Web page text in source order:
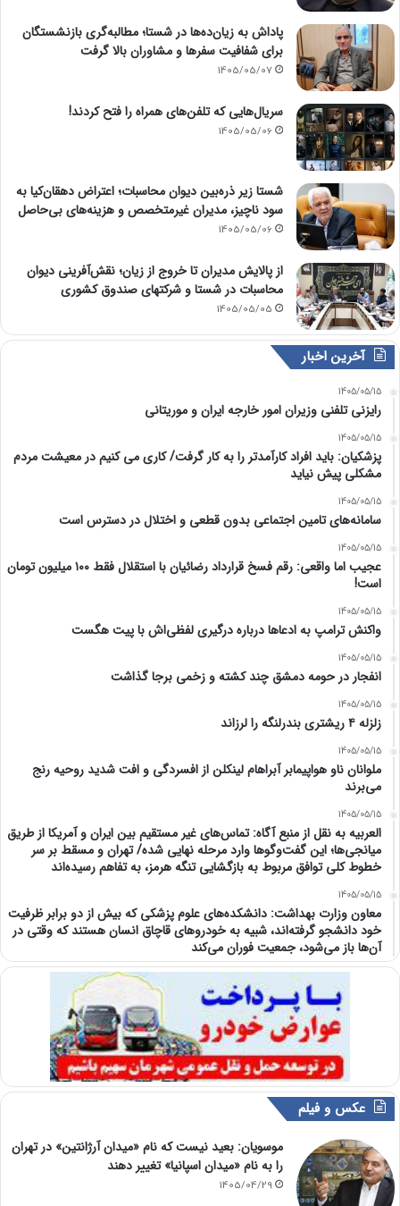
پاداش به زیان‌ده‌ها در شستا؛ مطالبه‌گری بازنشستگان
برای شفافیت سفرها و مشاوران بالا گرفت
1405/05/07
سریال‌هایی که تلفن‌های همراه را فتح کردند!
1405/05/06
شستا زیر ذره‌بین دیوان محاسبات؛ اعتراض دهقان‌کیا به
سود ناچیز، مدیران غیرمتخصص و هزینه‌های بی‌حاصل
1405/05/06
از پالایش مدیران تا خروج از زیان؛ نقش‌آفرینی دیوان
محاسبات در شستا و شرکتهای صندوق کشوری
1405/05/05
آخرین اخبار
1405/05/15
رایزنی تلفنی وزیران امور خارجه ایران و موریتانی
1405/05/15
پزشکیان: باید افراد کارآمدتر را به کار گرفت/ کاری می کنیم در معیشت مردم
مشکلی پیش نیاید
1405/05/15
سامانه‌های تامین اجتماعی بدون قطعی و اختلال در دسترس است
1405/05/15
عجیب اما واقعی: رقم فسخ قرارداد رضائیان با استقلال فقط ۱۰۰ میلیون تومان
است!
1405/05/15
واکنش ترامپ به ادعاها درباره درگیری لفظی‌اش با پیت هگست
1405/05/15
انفجار در حومه دمشق چند کشته و زخمی برجا گذاشت
1405/05/15
زلزله ۴ ریشتری بندرلنگه را لرزاند
1405/05/15
ملوانان ناو هواپیمابر آبراهام لینکلن از افسردگی و افت شدید روحیه رنج
می‌برند
1405/05/15
العربیه به نقل از منبع آگاه: تماس‌های غیر مستقیم بین ایران و آمریکا از طریق
میانجی‌ها؛ این گفت‌و‌گو‌ها وارد مرحله نهایی شده/ تهران و مسقط بر سر
خطوط کلی توافق مربوط به بازگشایی تنگه هرمز، به تفاهم رسیده‌اند
1405/05/15
معاون وزارت بهداشت: دانشکده‌های علوم پزشکی که بیش از دو برابر ظرفیت
خود دانشجو گرفته‌اند، شبیه به خودرو‌های قاچاق انسان هستند که وقتی در
آن‌ها باز می‌شود، جمعیت فوران می‌کند
عکس و فیلم
موسویان: بعید نیست که نام «میدان آرژانتین» در تهران
را به نام «میدان اسپانیا» تغییر دهند
1405/04/29